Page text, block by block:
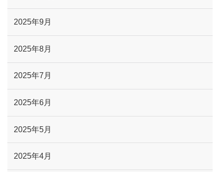
2025年9月
2025年8月
2025年7月
2025年6月
2025年5月
2025年4月